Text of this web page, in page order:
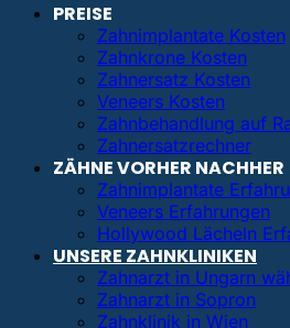
PREISE
Zahnimplantate Kosten
Zahnkrone Kosten
Zahnersatz Kosten
Veneers Kosten
Zahnbehandlung auf
Zahnersatzrechner
ZÄHNE VORHER NACHHER
Zahnimplantate
Veneers Erfahrungen
Hollywood Lächeln
UNSERE ZAHNKLINIKEN
Zahnarzt in Ungarn
Zahnarzt in Sopron
Zahnklinik in Wien